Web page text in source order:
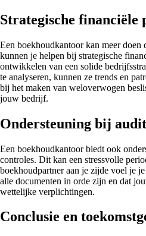
Strategische financiële
Een boekhoudkantoor kan meer
kunnen je helpen bij strategische
ontwikkelen van een solide
te analyseren, kunnen ze trends en
bij het maken van weloverwogen
jouw bedrijf.
Ondersteuning bij
Een boekhoudkantoor biedt ook
controles. Dit kan een stressvolle
boekhoudpartner aan je zijde voel je
alle documenten in orde zijn en dat
wettelijke verplichtingen.
Conclusie en